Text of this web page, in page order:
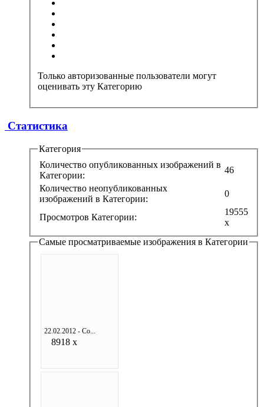
Только авторизованные пользователи могут
оценивать эту Категорию
Статистика
Категория
Количество опубликованных изображений в
Категории:
46
Количество неопубликованных
изображений в Категории:
0
Просмотров Категории:
19555
x
Самые просматриваемые изображения в Категории
22.02.2012 - Со...
8918 x